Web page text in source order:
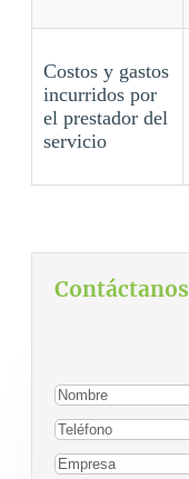
Costos y gastos
incurridos por
el prestador del
servicio
Contáctanos